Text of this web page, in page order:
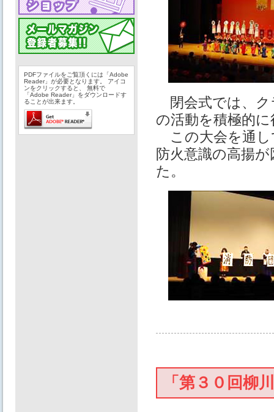
PDFファイルをご覧頂くには「Adobe
Reader」が必要となります。 アイコ
ンをクリックすると、 無料で
「Adobe Reader」をダウンロードす
ることが出来ます。
閉会式では、ク
の活動を積極的
この大会を通し
防火意識の高揚
た。
「第３０回柳